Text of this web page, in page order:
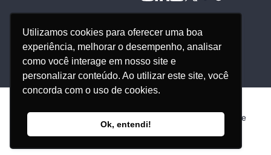
Utilizamos cookies para oferecer uma boa
experiência, melhorar o desempenho, analisar
como você interage em nosso site e
personalizar conteúdo. Ao utilizar este site, você
concorda com o uso de cookies.
Ok, entendi!
© Todos os direitos reservados - Nosso Meio Produção de
Conteúdo Ltda - 38.386.607/0001-24